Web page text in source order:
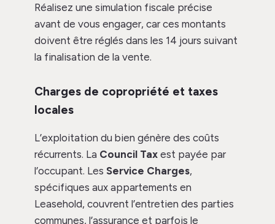
Réalisez une simulation fiscale précise
avant de vous engager, car ces montants
doivent être réglés dans les 14 jours suivant
la finalisation de la vente.
Charges de copropriété et taxes
locales
L’exploitation du bien génère des coûts
récurrents. La Council Tax est payée par
l’occupant. Les Service Charges,
spécifiques aux appartements en
Leasehold, couvrent l’entretien des parties
communes, l’assurance et parfois le